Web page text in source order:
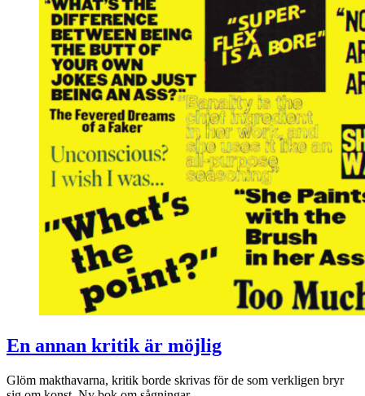
En annan kritik är möjlig
Glöm makthavarna, kritik borde skrivas för de som verkligen bryr